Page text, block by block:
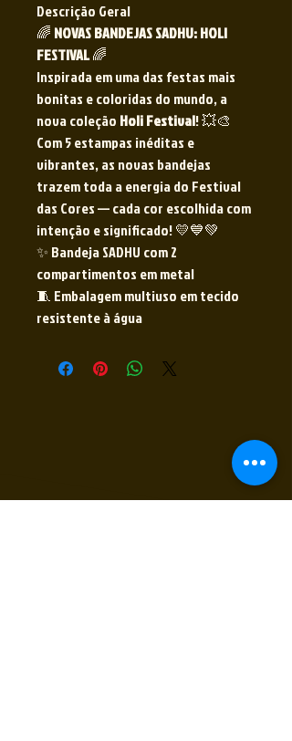
Descrição Geral
🌈 NOVAS BANDEJAS SADHU: HOLI
FESTIVAL🌈
Inspirada em uma das festas mais
bonitas e coloridas do mundo, a
nova coleção Holi Festival! 💥🎨
Com 5 estampas inéditas e
vibrantes, as novas bandejas
trazem toda a energia do Festival
das Cores — cada cor escolhida com
intenção e significado! 💛💙💚
✨ Bandeja SADHU com 2
compartimentos em metal
🧵 Embalagem multiuso em tecido
resistente à água